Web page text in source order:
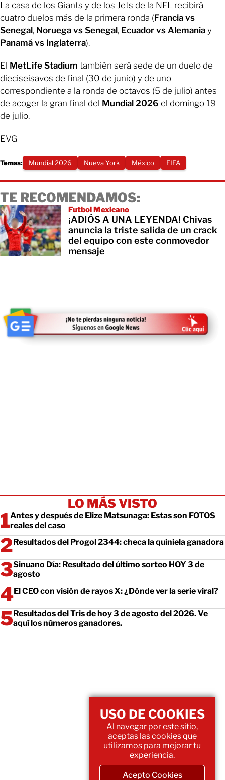
La casa de los Giants y de los Jets de la NFL recibirá
cuatro duelos más de la primera ronda (Francia vs
Senegal, Noruega vs Senegal, Ecuador vs Alemania y
Panamá vs Inglaterra).
El MetLife Stadium también será sede de un duelo de
dieciseisavos de final (30 de junio) y de uno
correspondiente a la ronda de octavos (5 de julio) antes
de acoger la gran final del Mundial 2026 el domingo 19
de julio.
EVG
Temas: Mundial 2026 Nueva York México FIFA
TE RECOMENDAMOS:
Futbol Mexicano
¡ADIÓS A UNA LEYENDA! Chivas
anuncia la triste salida de un crack
del equipo con este conmovedor
mensaje
LO MÁS VISTO
Antes y después de Elize Matsunaga: Estas son FOTOS
reales del caso
Resultados del Progol 2344: checa la quiniela ganadora
Sinuano Día: Resultado del último sorteo HOY 3 de
agosto
El CEO con visión de rayos X: ¿Dónde ver la serie viral?
Resultados del Tris de hoy 3 de agosto del 2026. Ve
aquí los números ganadores.
USO DE COOKIES
Al navegar por este sitio,
aceptas las cookies que
utilizamos para mejorar tu
experiencia.
Acepto Cookies